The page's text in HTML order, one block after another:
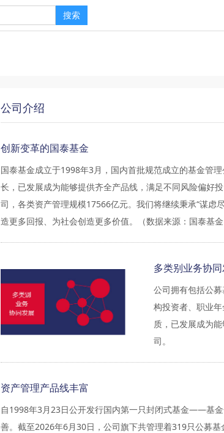
搜索
公司介绍
创新变革的国泰基金
国泰基金成立于1998年3月，国内首批规范成立的基金管
长，已发展成为能够提供齐全产品线，满足不同风险偏好
司，各类资产管理规模17566亿元。我们将继续秉承“谋虑
造更多回报、为社会创造更多价值。（数据来源：国泰基
多类别业务协
公司拥有包括公
构投资者、职业
质，已发展成为
司。
资产管理产品线丰富
自1998年3月23日公开发行国内第一只封闭式基金——基
善。截至2026年6月30日，公司旗下共管理着319只公募